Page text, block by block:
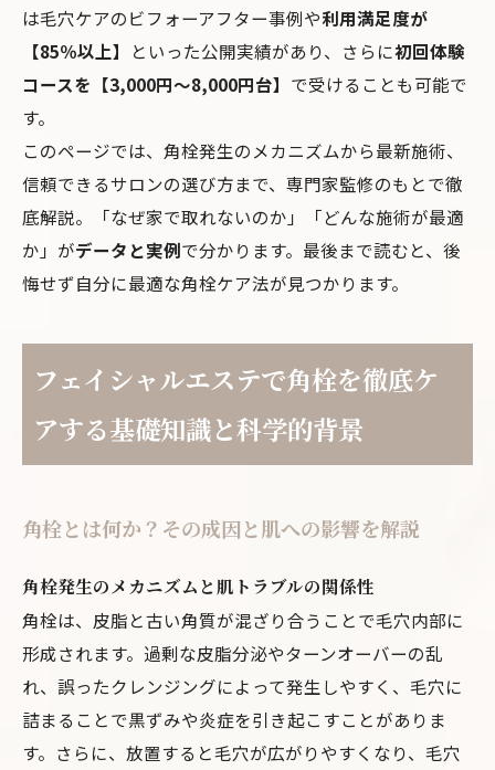
は毛穴ケアのビフォーアフター事例や利用満足度が
【85％以上】
といった公開実績があり、さらに初回体験
コースを【3,000円～8,000円台】 で受けることも可能で
す。
このページでは、角栓発生のメカニズムから最新施術、
信頼できるサロンの選び方まで、専門家監修のもとで徹
底解説。「なぜ家で取れないのか」「どんな施術が最適
か」がデータと実例で分かります。最後まで読むと、後
悔せず自分に最適な角栓ケア法が見つかります。
フェイシャルエステで角栓を徹底ケ
アする基礎知識と科学的背景
角栓とは何か？その成因と肌への影響を解説
角栓発生のメカニズムと肌トラブルの関係性
角栓は、皮脂と古い角質が混ざり合うことで毛穴内部に
形成されます。過剰な皮脂分泌やターンオーバーの乱
れ、誤ったクレンジングによって発生しやすく、毛穴に
詰まることで黒ずみや炎症を引き起こすことがありま
す。さらに、放置すると毛穴が広がりやすくなり、毛穴